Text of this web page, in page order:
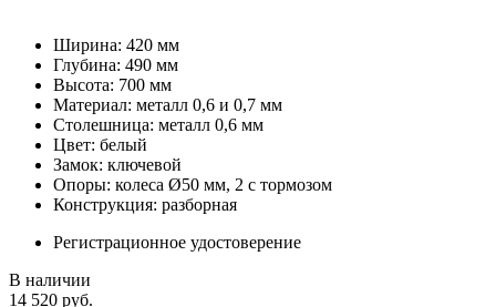
Ширина: 420 мм
Глубина: 490 мм
Высота: 700 мм
Материал: металл 0,6 и 0,7 мм
Столешница: металл 0,6 мм
Цвет: белый
Замок: ключевой
Опоры: колеса Ø50 мм, 2 с тормозом
Конструкция: разборная
Регистрационное удостоверение
В наличии
14 520 руб.